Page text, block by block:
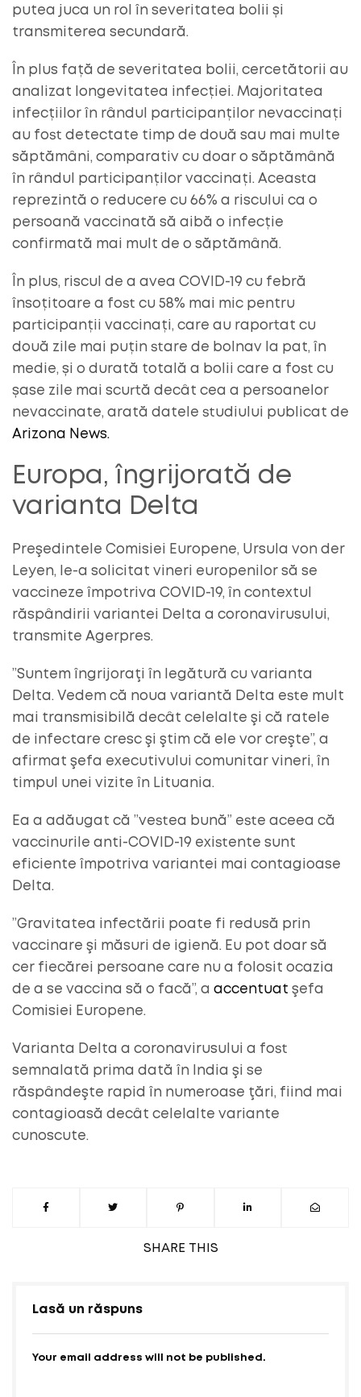
SHARE THIS
putea juca un rol în severitatea bolii și
transmiterea secundară.
În plus față de severitatea bolii, cercetătorii au
analizat longevitatea infecției. Majoritatea
infecțiilor în rândul participanților nevaccinați
au fost detectate timp de două sau mai multe
săptămâni, comparativ cu doar o săptămână
în rândul participanților vaccinați. Aceasta
reprezintă o reducere cu 66% a riscului ca o
persoană vaccinată să aibă o infecție
confirmată mai mult de o săptămână.
În plus, riscul de a avea COVID-19 cu febră
însoțitoare a fost cu 58% mai mic pentru
participanții vaccinați, care au raportat cu
două zile mai puțin stare de bolnav la pat, în
medie, și o durată totală a bolii care a fost cu
șase zile mai scurtă decât cea a persoanelor
nevaccinate, arată datele studiului publicat de
Arizona News.
Europa, îngrijorată de
varianta Delta
Preşedintele Comisiei Europene, Ursula von der
Leyen, le-a solicitat vineri europenilor să se
vaccineze împotriva COVID-19, în contextul
răspândirii variantei Delta a coronavirusului,
transmite Agerpres.
”Suntem îngrijoraţi în legătură cu varianta
Delta. Vedem că noua variantă Delta este mult
mai transmisibilă decât celelalte şi că ratele
de infectare cresc şi ştim că ele vor creşte”, a
afirmat şefa executivului comunitar vineri, în
timpul unei vizite în Lituania.
Ea a adăugat că ”vestea bună” este aceea că
vaccinurile anti-COVID-19 existente sunt
eficiente împotriva variantei mai contagioase
Delta.
”Gravitatea infectării poate fi redusă prin
vaccinare şi măsuri de igienă. Eu pot doar să
cer fiecărei persoane care nu a folosit ocazia
de a se vaccina să o facă”, a accentuat şefa
Comisiei Europene.
Varianta Delta a coronavirusului a fost
semnalată prima dată în India şi se
răspândeşte rapid în numeroase ţări, fiind mai
contagioasă decât celelalte variante
cunoscute.
Lasă un răspuns
Your email address will not be published.